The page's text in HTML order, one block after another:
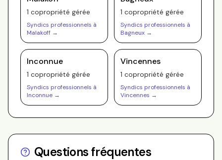
1 copropriété gérée
Syndics professionnels à
Malakoff →
1 copropriété gérée
Syndics professionnels à
Bagneux →
Inconnue
1 copropriété gérée
Syndics professionnels à
Inconnue →
Vincennes
1 copropriété gérée
Syndics professionnels à
Vincennes →
Questions fréquentes